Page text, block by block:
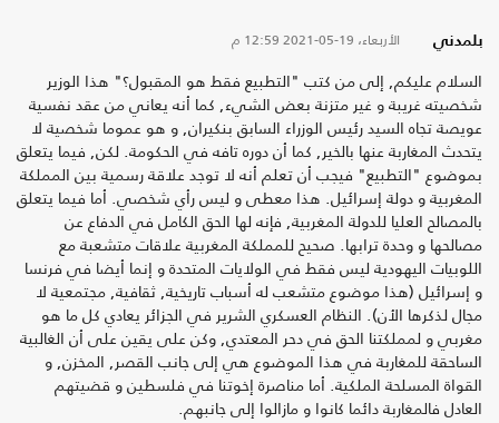
بلمدني الأربعاء، 19-05-2021 12:59 م
السلام عليكم, إلى من كتب "التطبيع فقط هو المقبول؟" هذا الوزير
شخصيته غريبة و غير متزنة بعض الشيء, كما أنه يعاني من عقد نفسية
عويصة تجاه السيد رئيس الوزراء السابق بنكيران, و هو عموما شخصية لا
يتحدث المغاربة عنها بالخير, كما أن دوره تافه في الحكومة. لكن, فيما يتعلق
بموضوع "التطبيع" فيجب أن تعلم أنه لا توجد علاقة رسمية بين المملكة
المغربية و دولة إسرائيل. هذا معطى و ليس رأي شخصي. أما فيما يتعلق
بالمصالح العليا للدولة المغربية, فإنه لها الحق الكامل في الدفاع عن
مصالحها و وحدة ترابها. صحيح للمملكة المغربية علاقات متشعبة مع
اللوبيات اليهودية ليس فقط في الولايات المتحدة و إنما أيضا في فرنسا
و إسرائيل (هذا موضوع متشعب له أسباب تاريخية, ثقافية, مجتمعية لا
مجال لذكرها الأن). النظام العسكري الشرير في الجزائر يعادي كل ما هو
مغربي و لمملكتنا الحق في دحر المعتدي, وكن على يقين على أن الغالبية
الساحقة للمغاربة في هذا الموضوع هي إلى جانب القصر, المخزن, و
القواة المسلحة الملكية. أما مناصرة إخوتنا في فلسطين و قضيتهم
العادل فالمغاربة دائما كانوا و مازالوا إلى جانبهم.